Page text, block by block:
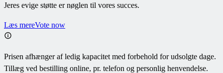
Jeres evige støtte er nøglen til vores succes.
Læs mereVote now
Prisen afhænger af ledig kapacitet med forbehold for udsolgte dage.
Tillæg ved bestilling online, pr. telefon og personlig henvendelse.